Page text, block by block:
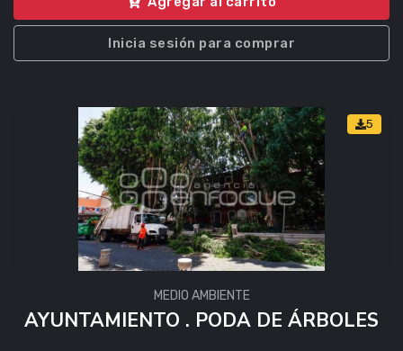
Inicia sesión para comprar
5
MEDIO AMBIENTE
AYUNTAMIENTO . PODA DE ÁRBOLES